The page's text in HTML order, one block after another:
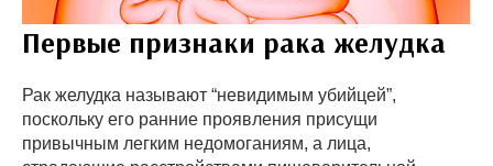
Первые признаки рака желудка
Рак желудка называют “невидимым убийцей”,
поскольку его ранние проявления присущи
привычным легким недомоганиям, а лица,